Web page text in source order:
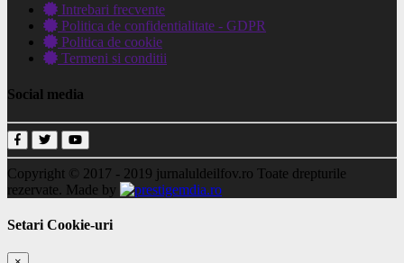
Intrebari frecvente
Politica de confidentialitate - GDPR
Politica de cookie
Termeni si conditii
Social media
Copyright © 2017 - 2019 jurnaluldeilfov.ro Toate drepturile
rezervate. Made by
Setari Cookie-uri